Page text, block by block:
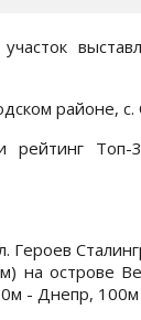
районе, с.
рейтинг
Героев
на острове
- Днепр,